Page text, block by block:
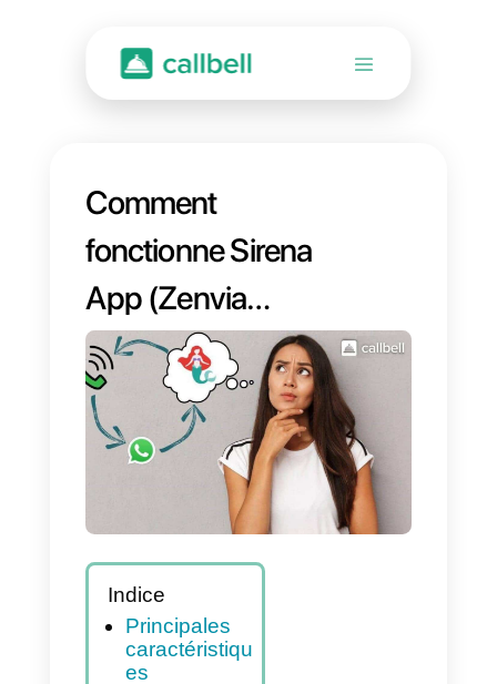
Comment
fonctionne Sirena
App (Zenvia
Conversion)?